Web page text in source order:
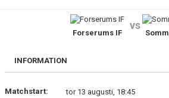
VÅRA LAG/TRÄNARE
SOCIALA MEDIER
Forserums IF
vs
INFORMATION
Matchstart:
tor 13 augusti, 18:45